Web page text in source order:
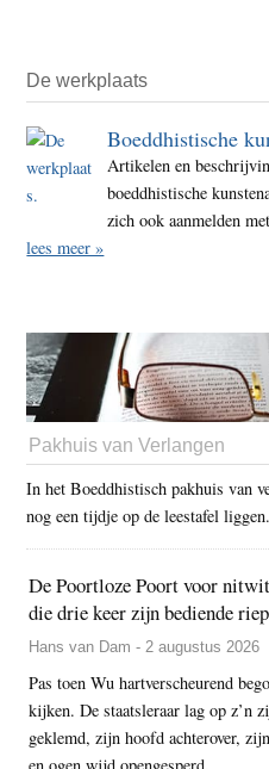
De werkplaats
Boeddhistische
Artikelen en
boeddhistische
zich ook aanmelden
lees meer »
Pakhuis van Verlangen
In het Boeddhistisch pakhuis van
nog een tijdje op de leestafel liggen.
De Poortloze Poort voor
die drie keer zijn bediende riep
Hans van Dam - 2 augustus 2026
Pas toen Wu hartverscheurend
kijken. De staatsleraar lag op z’n
geklemd, zijn hoofd achterover,